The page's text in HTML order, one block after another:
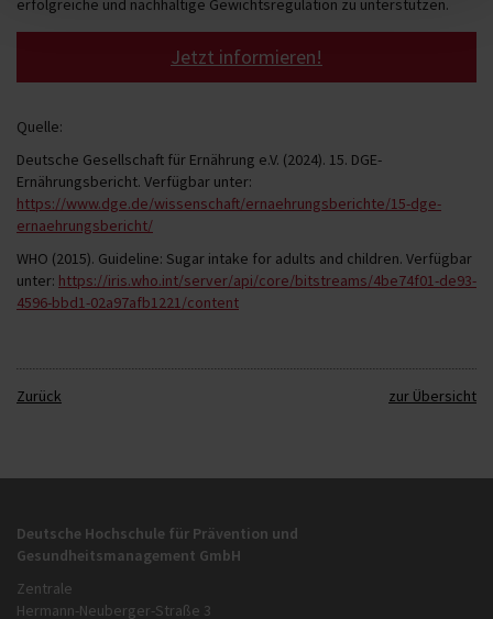
erfolgreiche und nachhaltige Gewichtsregulation zu unterstützen.
Jetzt informieren!
Quelle:
Deutsche Gesellschaft für Ernährung e.V. (2024). 15. DGE-
Ernährungsbericht. Verfügbar unter:
https://www.dge.de/wissenschaft/ernaehrungsberichte/15-dge-
ernaehrungsbericht/
WHO (2015). Guideline: Sugar intake for adults and children. Verfügbar
unter: https://iris.who.int/server/api/core/bitstreams/4be74f01-de93-
4596-bbd1-02a97afb1221/content
Zurück zur Übersicht
Deutsche Hochschule für Prävention und
Gesundheitsmanagement GmbH
Zentrale
Hermann-Neuberger-Straße 3